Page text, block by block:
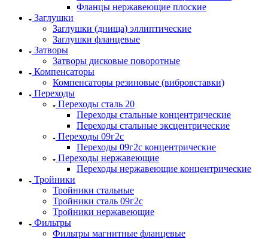
Фланцы нержавеющие плоские
Заглушки
Заглушки (днища) эллиптические
Заглушки фланцевые
Затворы
Затворы дисковые поворотные
Компенсаторы
Компенсаторы резиновые (вибровставки)
Переходы
Переходы сталь 20
Переходы стальные концентрические
Переходы стальные эксцентрические
Переходы 09г2с
Переходы 09г2с концентрические
Переходы нержавеющие
Переходы нержавеющие концентрические
Тройники
Тройники стальные
Тройники сталь 09г2с
Тройники нержавеющие
Фильтры
Фильтры магнитные фланцевые